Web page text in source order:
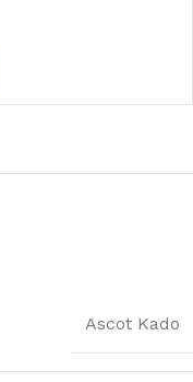
Ascot Kado